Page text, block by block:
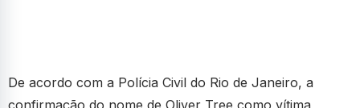
De acordo com a Polícia Civil do Rio de Janeiro, a
confirmação do nome de Oliver Tree como vítima